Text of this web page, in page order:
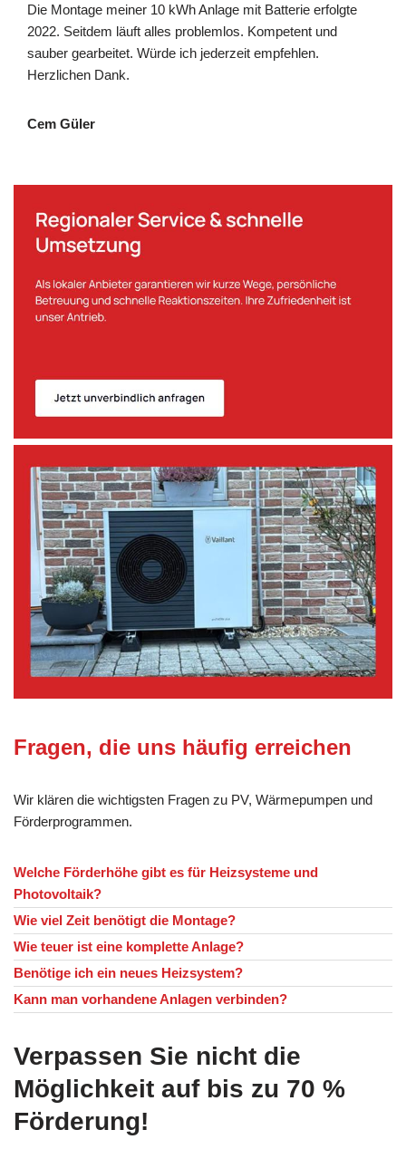
Die Montage meiner 10 kWh Anlage mit Batterie erfolgte
2022. Seitdem läuft alles problemlos. Kompetent und
sauber gearbeitet. Würde ich jederzeit empfehlen.
Herzlichen Dank.
Cem Güler
Fragen, die uns häufig erreichen
Wir klären die wichtigsten Fragen zu PV, Wärmepumpen und
Förderprogrammen.
Welche Förderhöhe gibt es für Heizsysteme und
Photovoltaik?
Wie viel Zeit benötigt die Montage?
Wie teuer ist eine komplette Anlage?
Benötige ich ein neues Heizsystem?
Kann man vorhandene Anlagen verbinden?
Verpassen Sie nicht die
Möglichkeit auf bis zu 70 %
Förderung!